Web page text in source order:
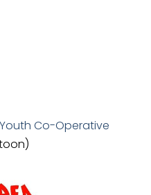
Co-Operative